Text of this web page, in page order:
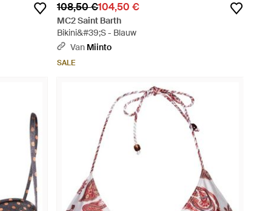
108,50 €104,50 €
MC2 Saint Barth
Bikini&#39;S - Blauw
Van Miinto
SALE